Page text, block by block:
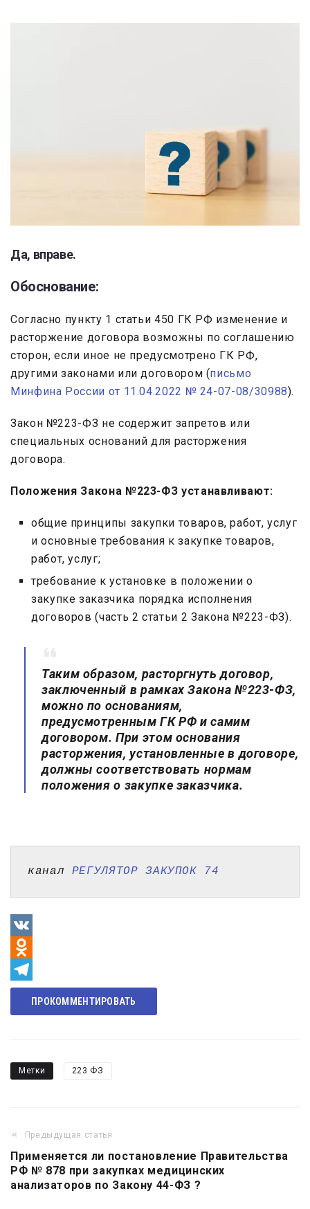
Да, вправе.
Обоснование:
Согласно пункту 1 статьи 450 ГК РФ изменение и
расторжение договора возможны по соглашению
сторон, если иное не предусмотрено ГК РФ,
другими законами или договором (письмо
Минфина России от 11.04.2022 № 24-07-08/30988).
Закон №223-ФЗ не содержит запретов или
специальных оснований для расторжения
договора.
Положения Закона №223-ФЗ устанавливают:
общие принципы закупки товаров, работ, услуг
и основные требования к закупке товаров,
работ, услуг;
требование к установке в положении о
закупке заказчика порядка исполнения
договоров (часть 2 статьи 2 Закона №223-ФЗ).
Таким образом, расторгнуть договор,
заключенный в рамках Закона №223-ФЗ,
можно по основаниям,
предусмотренным ГК РФ и самим
договором. При этом основания
расторжения, установленные в договоре,
должны соответствовать нормам
положения о закупке заказчика.
канал РЕГУЛЯТОР ЗАКУПОК 74
VK
Odnoklassniki
Telegram
ПРОКОММЕНТИРОВАТЬ
Метки 223 ФЗ
Навигация
по
записям
Предыдущая статья
Применяется ли постановление Правительства
РФ № 878 при закупках медицинских
анализаторов по Закону 44-ФЗ ?